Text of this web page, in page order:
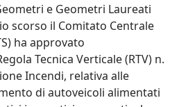
e Geometri Laureati
scorso il Comitato Centrale
ha approvato
Tecnica Verticale (RTV) n.
Incendi, relativa alle
di autoveicoli alimentati